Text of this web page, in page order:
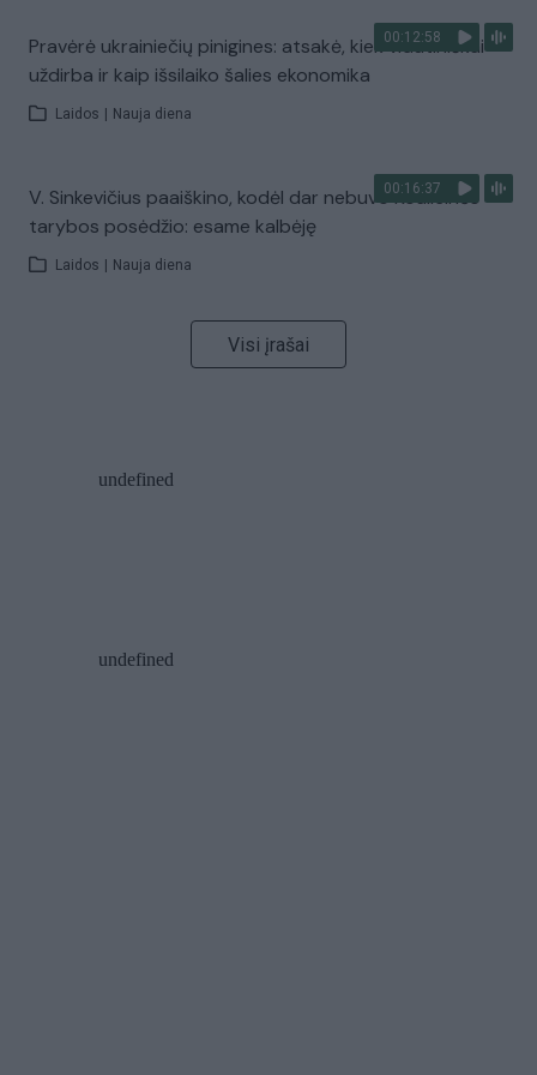
00:12:58
Pravėrė ukrainiečių pinigines: atsakė, kiek vidutiniškai
uždirba ir kaip išsilaiko šalies ekonomika
Laidos Nauja diena
00:16:37
V. Sinkevičius paaiškino, kodėl dar nebuvo Koalicinės
tarybos posėdžio: esame kalbėję
Laidos Nauja diena
Visi įrašai